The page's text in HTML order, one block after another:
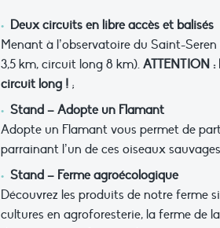
Deux circuits en libre accès et balisés
Menant à l’observatoire du Saint-
3,5 km, circuit long 8 km). ATTENTION
circuit long ! ;
Stand – Adopte un Flamant
Adopte un Flamant vous permet
parrainant l’un de ces oiseaux
Stand – Ferme agroécologique
Découvrez les produits de notre ferme
cultures en agroforesterie, la ferme de